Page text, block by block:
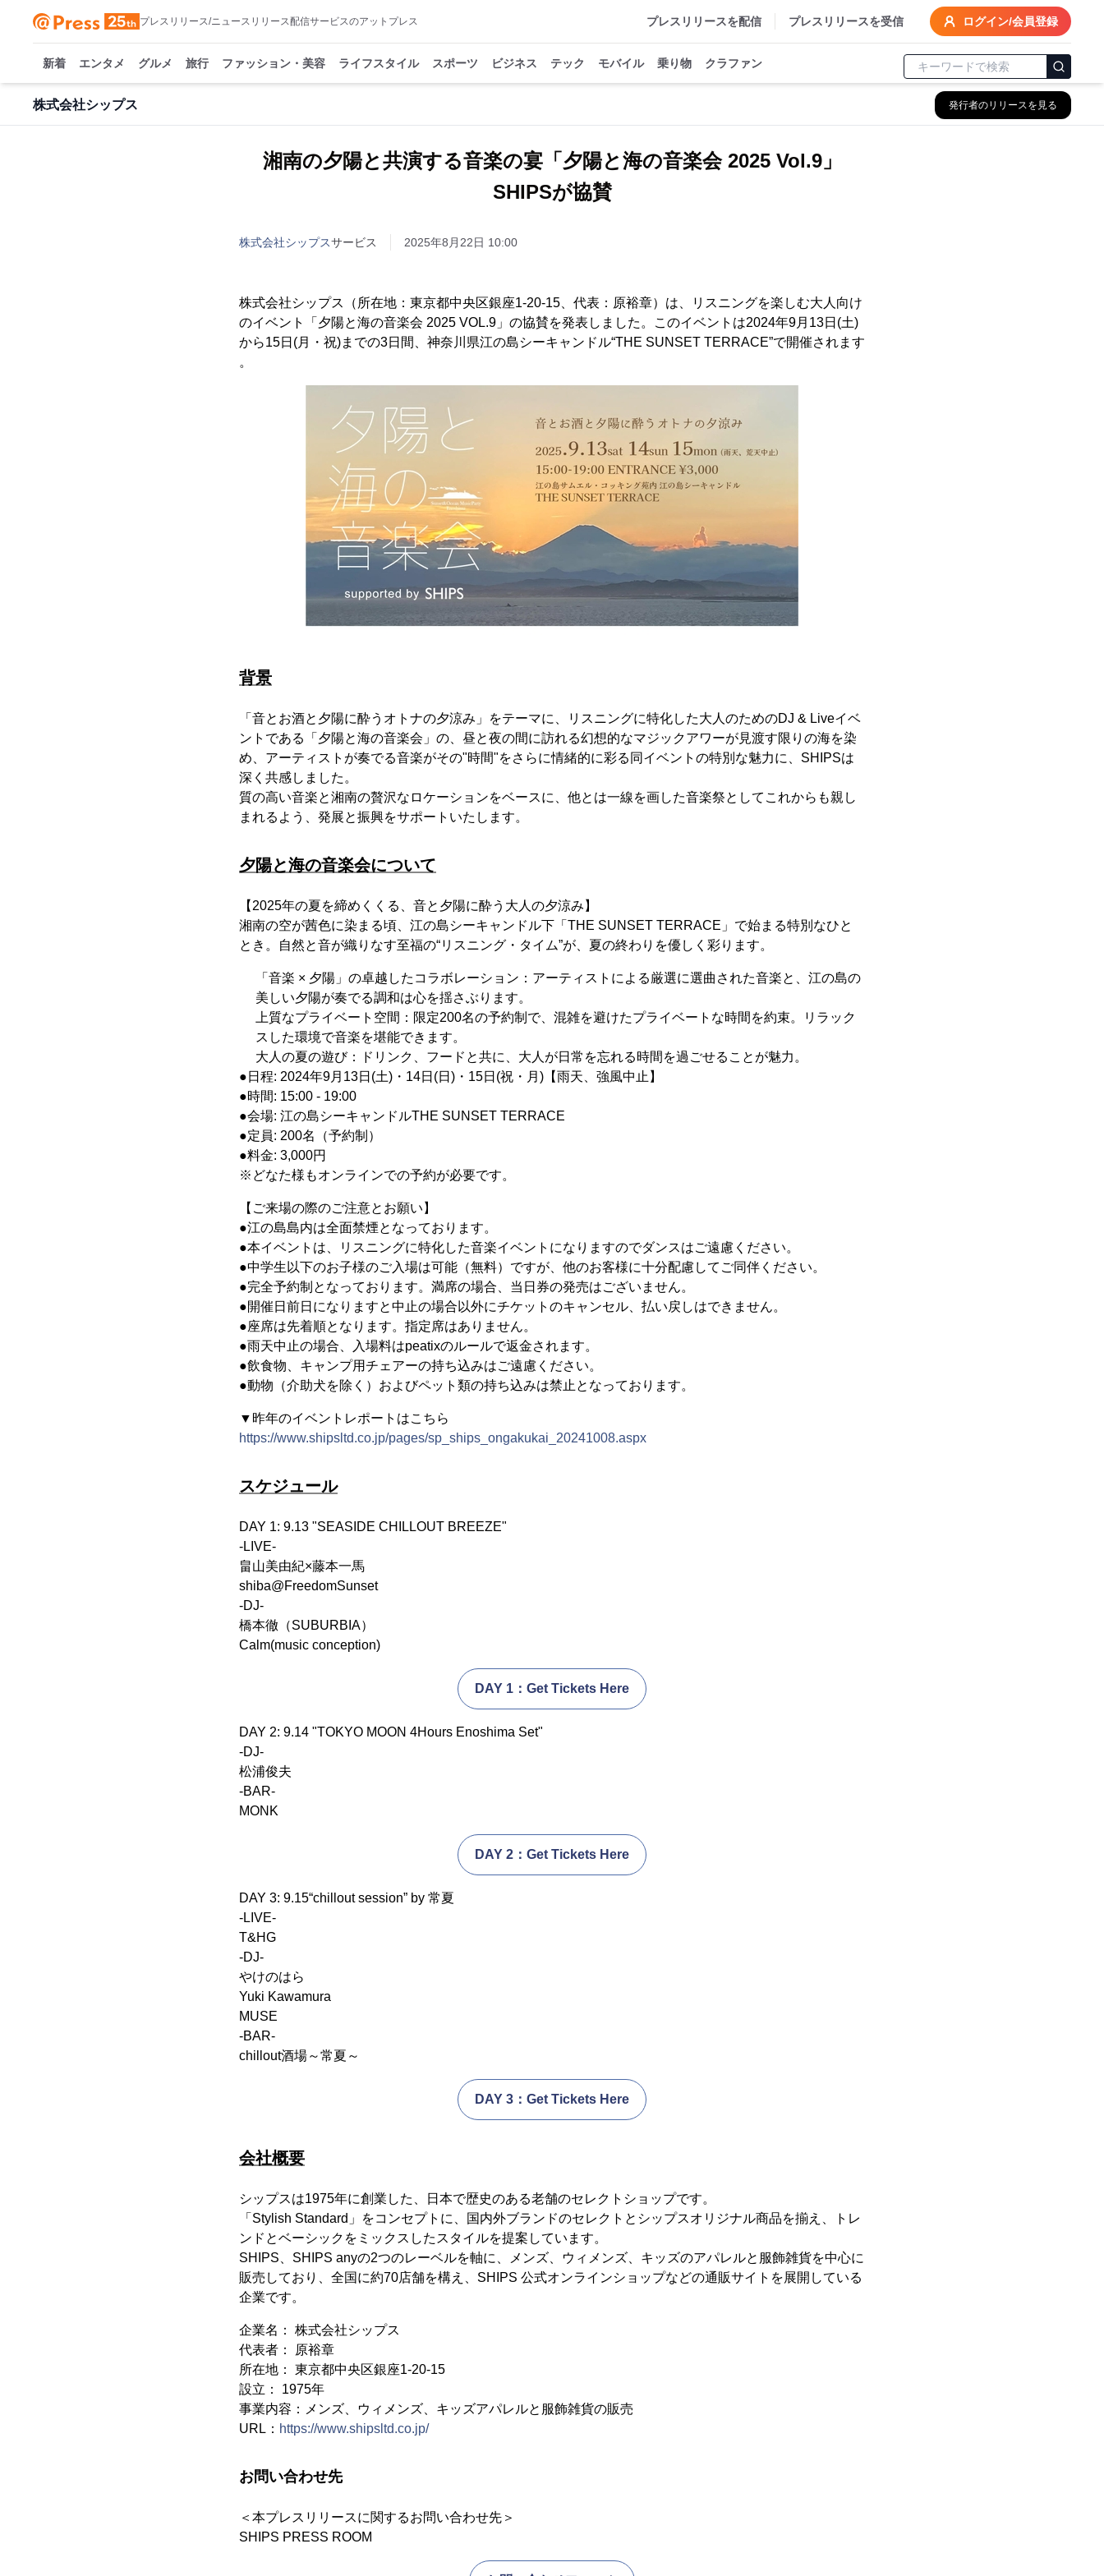
プレスリリース/ニュースリリース配信サービスのアットプレス プレスリリースを配信 プレスリリースを受信 ログイン/会員登録
新着 エンタメ グルメ 旅行 ファッション・美容 ライフスタイル スポーツ ビジネス テック モバイル 乗り物 クラファン
株式会社シップス 発行者のリリースを見る
湘南の夕陽と共演する音楽の宴「夕陽と海の音楽会 2025 Vol.9」
SHIPSが協賛
株式会社シップスサービス 2025年8月22日 10:00
株式会社シップス（所在地：東京都中央区銀座1-20-15、代表：原裕章）は、リスニングを楽しむ大人向け
のイベント「夕陽と海の音楽会 2025 VOL.9」の協賛を発表しました。このイベントは2024年9月13日(土)
から15日(月・祝)までの3日間、神奈川県江の島シーキャンドル“THE SUNSET TERRACE”で開催されます
。
背景
「音とお酒と夕陽に酔うオトナの夕涼み」をテーマに、リスニングに特化した大人のためのDJ & Liveイベ
ントである「夕陽と海の音楽会」の、昼と夜の間に訪れる幻想的なマジックアワーが見渡す限りの海を染
め、アーティストが奏でる音楽がその"時間"をさらに情緒的に彩る同イベントの特別な魅力に、SHIPSは
深く共感しました。
質の高い音楽と湘南の贅沢なロケーションをベースに、他とは一線を画した音楽祭としてこれからも親し
まれるよう、発展と振興をサポートいたします。
夕陽と海の音楽会について
【2025年の夏を締めくくる、音と夕陽に酔う大人の夕涼み】
湘南の空が茜色に染まる頃、江の島シーキャンドル下「THE SUNSET TERRACE」で始まる特別なひと
とき。自然と音が織りなす至福の“リスニング・タイム”が、夏の終わりを優しく彩ります。
「音楽 × 夕陽」の卓越したコラボレーション：アーティストによる厳選に選曲された音楽と、江の島の
美しい夕陽が奏でる調和は心を揺さぶります。
上質なプライベート空間：限定200名の予約制で、混雑を避けたプライベートな時間を約束。リラック
スした環境で音楽を堪能できます。
大人の夏の遊び：ドリンク、フードと共に、大人が日常を忘れる時間を過ごせることが魅力。
●日程: 2024年9月13日(土)・14日(日)・15日(祝・月)【雨天、強風中止】
●時間: 15:00 - 19:00
●会場: 江の島シーキャンドルTHE SUNSET TERRACE
●定員: 200名（予約制）
●料金: 3,000円
※どなた様もオンラインでの予約が必要です。
【ご来場の際のご注意とお願い】
●江の島島内は全面禁煙となっております。
●本イベントは、リスニングに特化した音楽イベントになりますのでダンスはご遠慮ください。
●中学生以下のお子様のご入場は可能（無料）ですが、他のお客様に十分配慮してご同伴ください。
●完全予約制となっております。満席の場合、当日券の発売はございません。
●開催日前日になりますと中止の場合以外にチケットのキャンセル、払い戻しはできません。
●座席は先着順となります。指定席はありません。
●雨天中止の場合、入場料はpeatixのルールで返金されます。
●飲食物、キャンプ用チェアーの持ち込みはご遠慮ください。
●動物（介助犬を除く）およびペット類の持ち込みは禁止となっております。
▼昨年のイベントレポートはこちら
https://www.shipsltd.co.jp/pages/sp_ships_ongakukai_20241008.aspx
スケジュール
DAY 1: 9.13 "SEASIDE CHILLOUT BREEZE"
-LIVE-
畠山美由紀×藤本一馬
shiba@FreedomSunset
-DJ-
橋本徹（SUBURBIA）
Calm(music conception)
DAY 1：Get Tickets Here
DAY 2: 9.14 "TOKYO MOON 4Hours Enoshima Set"
-DJ-
松浦俊夫
-BAR-
MONK
DAY 2：Get Tickets Here
DAY 3: 9.15“chillout session” by 常夏
-LIVE-
T&HG
-DJ-
やけのはら
Yuki Kawamura
MUSE
-BAR-
chillout酒場～常夏～
DAY 3：Get Tickets Here
会社概要
シップスは1975年に創業した、日本で歴史のある老舗のセレクトショップです。
「Stylish Standard」をコンセプトに、国内外ブランドのセレクトとシップスオリジナル商品を揃え、トレ
ンドとベーシックをミックスしたスタイルを提案しています。
SHIPS、SHIPS anyの2つのレーベルを軸に、メンズ、ウィメンズ、キッズのアパレルと服飾雑貨を中心に
販売しており、全国に約70店舗を構え、SHIPS 公式オンラインショップなどの通販サイトを展開している
企業です。
企業名： 株式会社シップス
代表者： 原裕章
所在地： 東京都中央区銀座1-20-15
設立： 1975年
事業内容：メンズ、ウィメンズ、キッズアパレルと服飾雑貨の販売
URL： https://www.shipsltd.co.jp/
お問い合わせ先
＜本プレスリリースに関するお問い合わせ先＞
SHIPS PRESS ROOM